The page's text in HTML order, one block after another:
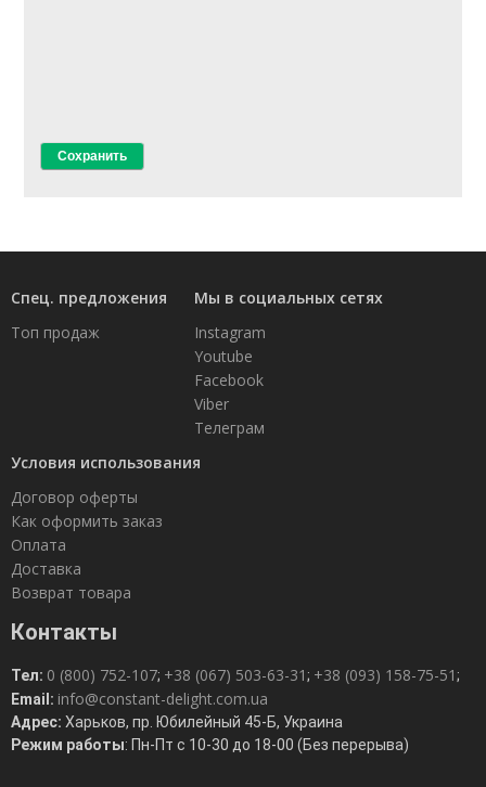
Спец. предложения
Топ продаж
Мы в социальных сетях
Instagram
Youtube
Facebook
Viber
Телеграм
Условия использования
Договор оферты
Как оформить заказ
Оплата
Доставка
Возврат товара
Контакты
Тел: 0 (800) 752-107; +38 (067) 503-63-31; +38 (093) 158-75-51;
Email: info@constant-delight.com.ua
Адрес: Харьков, пр. Юбилейный 45-Б, Украина
Режим работы: Пн-Пт с 10-30 до 18-00 (Без перерыва)